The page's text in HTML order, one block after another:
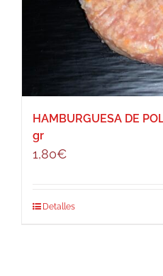
HAMBURGUESA DE
gr
1,80€
Detalles